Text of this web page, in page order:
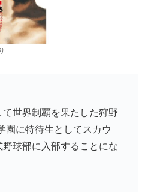
世界制覇を果たした狩野
園に特待生としてスカウ
野球部に入部することにな